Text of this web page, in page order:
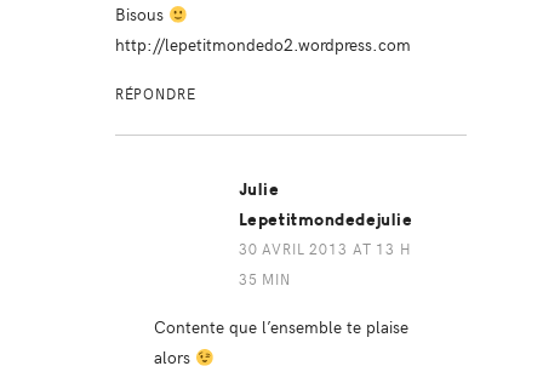
Bisous
http://lepetitmondedo2.wordpress.com
RÉPONDRE
Julie
Lepetitmondedejulie
30 AVRIL 2013 AT 13 H
35 MIN
Contente que l’ensemble te plaise
alors